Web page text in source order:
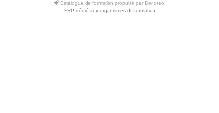
Catalogue de formation propulsé par Dendreo,
ERP dédié aux organismes de formation